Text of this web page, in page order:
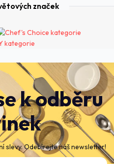
k odběru
slevy. Odebírejte náš newsletter!
značek